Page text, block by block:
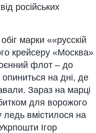
російських
марки ««русскій
крейсеру «Москва»
флот – до
на дні, де
Зараз на марці
для ворожого
ледь вмістилося на
Ігор